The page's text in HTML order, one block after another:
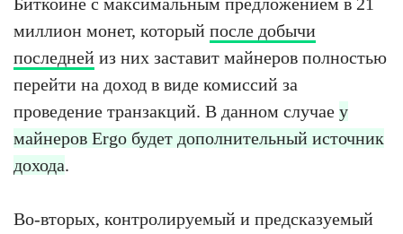
миллион монет, который после добычи
последней из них заставит майнеров полностью
перейти на доход в виде комиссий за
проведение транзакций. В данном случае у
майнеров Ergo будет дополнительный источник
дохода.
Во-вторых, контролируемый и предсказуемый